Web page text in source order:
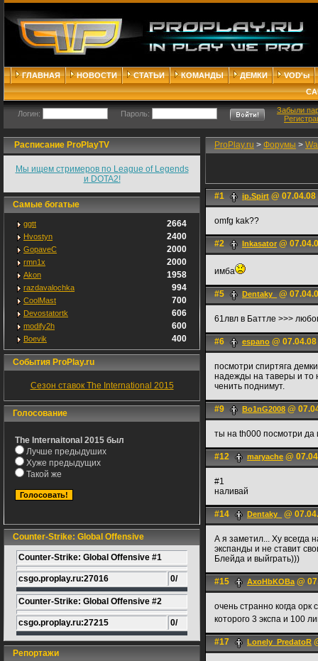
ГЛАВНАЯ НОВОСТИ СТАТЬИ КОМАНДЫ ДЕМКИ
VOD'ы
Логин: Пароль:
Забыли
Расписание ProPlayTV
Мы ищем стримеров по League of Legends
и DOTA2!
Самые богатые
ggtt 2664
Hvostyn 2400
GopaveC 2000
rmn1x 2000
Akon 1958
razdavalochka 994
CoolMast 700
Devostatortk 606
modify2h 600
Boevik 400
События ProPlay.ru
Сезон ставок The International 2015
Голосование
The Internaitonal 2015 был
Лучше предыдуших
Хуже предыдущих
Такой же
Counter-Strike: Global Offensive
Counter-Strike: Global Offensive #1
csgo.proplay.ru:27016 0/
Counter-Strike: Global Offensive #2
csgo.proplay.ru:27215 0/
Репортажи
ProPlay.ru > Форумы >
#1 ip.Spirt @
omfg kak??
#2 Inkasator @
имба
#5 Dentaky_ @
61лвл в Баттле >>>
#6 espano @
посмотри спиртяга
надежды на таверы и то
ченить поднимут.
#9 Bo1nG2008 @
ты на th000 посмотри да
#12 maryache @
#1
наливай
#14 Dentaky_ @
А я заметил... Ху всегда
экспанды и не ставит
Блейда и выйграть)))
#15 AxoHbKOBa@
очень странно когда орк
которого 3 экспа и 100
#17 Lonely_PredatoR